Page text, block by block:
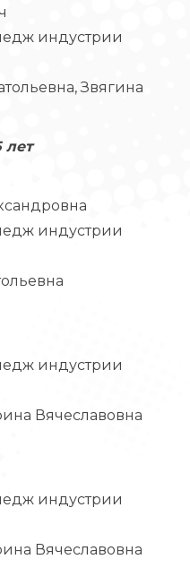
индустрии
Звягина
лет
индустрии
индустрии
Вячеславовна
индустрии
Вячеславовна